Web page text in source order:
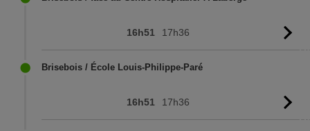
16h51 17h36
Brisebois / École Louis-Philippe-Paré
16h51 17h36